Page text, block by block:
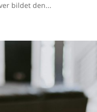
bildet den...